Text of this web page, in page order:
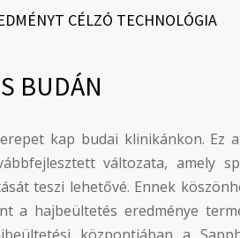
CÉLZÓ TECHNOLÓGIA
BUDÁN
kap budai klinikánkon. Ez
változata, amely
teszi lehetővé. Ennek
a hajbeültetés eredménye